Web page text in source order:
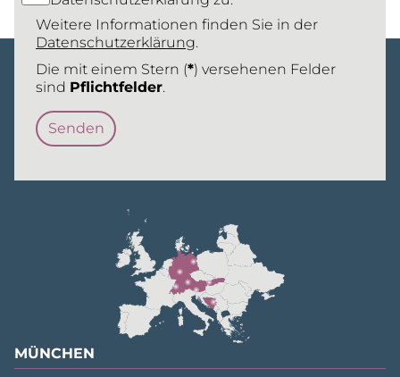
Weitere Informationen finden Sie in der
Datenschutzerklärung.
Die mit einem Stern (*) versehenen Felder
sind Pflichtfelder.
MÜNCHEN